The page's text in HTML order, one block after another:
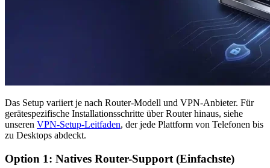
Das Setup variiert je nach Router-Modell und VPN-Anbieter. Für
gerätespezifische Installationsschritte über Router hinaus, siehe
unseren VPN-Setup-Leitfaden, der jede Plattform von Telefonen bis
zu Desktops abdeckt.
Option 1: Natives Router-Support (Einfachste)